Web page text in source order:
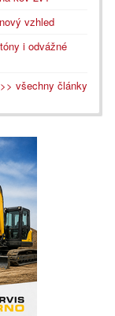
vzhled
i odvážné
>> všechny články